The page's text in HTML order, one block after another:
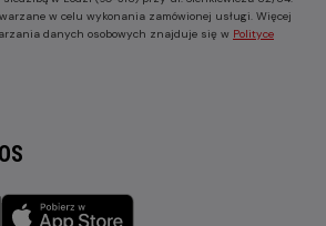
w celu wykonania zamówionej usługi. Więcej
danych osobowych znajduje się w Polityce